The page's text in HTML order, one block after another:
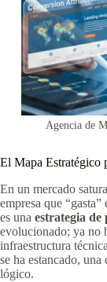
Agencia de
El Mapa Estratégico
En un mercado
empresa que
es una estrategia de
evolucionado; ya no
infraestructura
se ha estancado,
lógico.